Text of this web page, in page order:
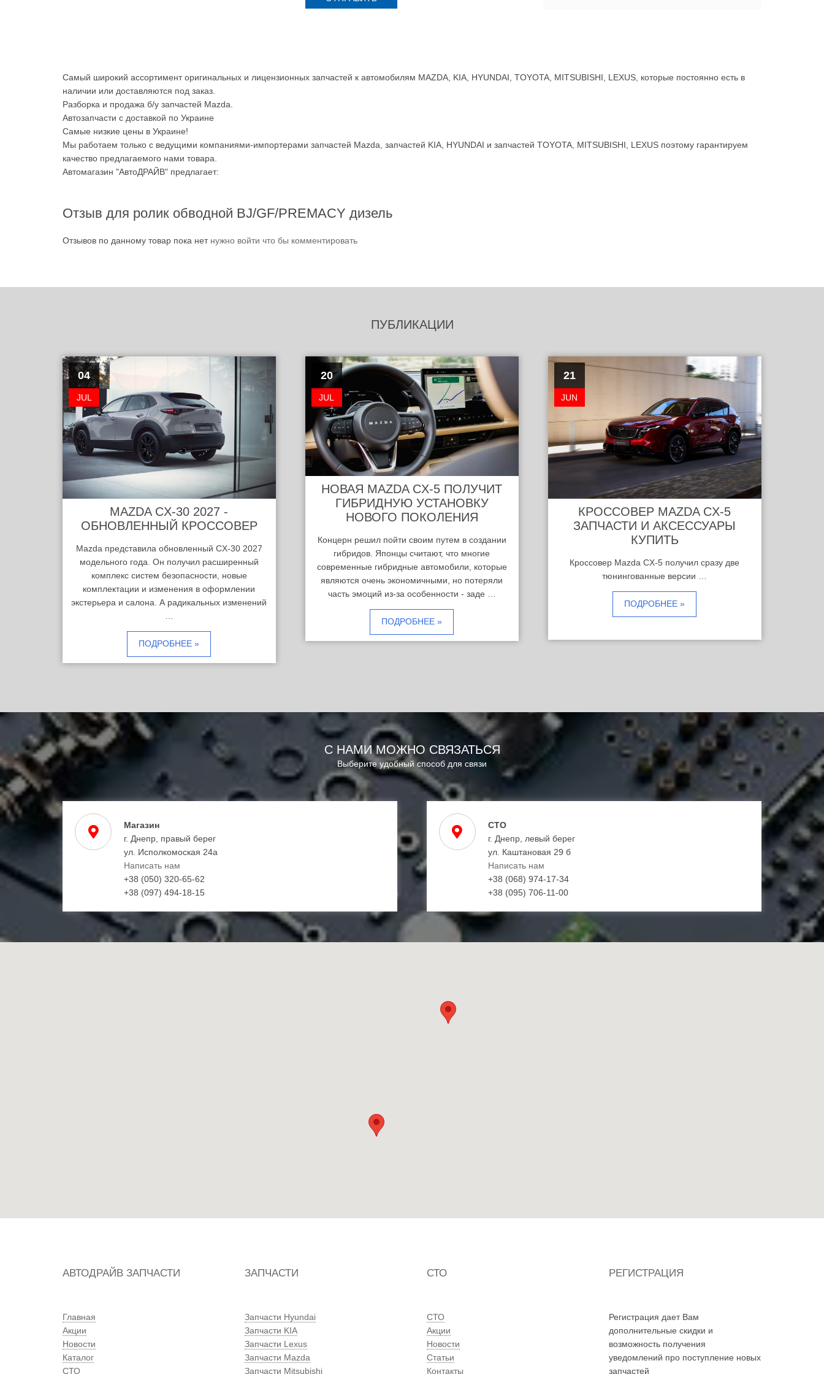
Самый широкий ассортимент оригинальных и лицензионных запчастей к автомобилям MAZDA, KIA, HYUNDAI, TOYOTA, MITSUBISHI, LEXUS, которые постоянно есть в
наличии или доставляются под заказ.
Разборка и продажа б/у запчастей Mazda.
Автозапчасти с доставкой по Украине
Самые низкие цены в Украине!
Мы работаем только с ведущими компаниями-импортерами запчастей Mazda, запчастей KIA, HYUNDAI и запчастей TOYOTA, MITSUBISHI, LEXUS поэтому гарантируем
качество предлагаемого нами товара.
Автомагазин "АвтоДРАЙВ" предлагает:
Отзыв для ролик обводной BJ/GF/PREMACY дизель
Отзывов по данному товар пока нет нужно войти что бы комментировать
ПУБЛИКАЦИИ
04
JUL
MAZDA CX-30 2027 -
ОБНОВЛЕННЫЙ КРОССОВЕР
Mazda представила обновленный CX-30 2027
модельного года. Он получил расширенный
комплекс систем безопасности, новые
комплектации и изменения в оформлении
экстерьера и салона. А радикальных изменений
ПОДРОБНЕЕ »
20
JUL
НОВАЯ MAZDA CX-5 ПОЛУЧИТ
ГИБРИДНУЮ УСТАНОВКУ
НОВОГО ПОКОЛЕНИЯ
Концерн решил пойти своим путем в создании
гибридов. Японцы считают, что многие
современные гибридные автомобили, которые
являются очень экономичными, но потеряли
часть эмоций из-за особенности - заде …
ПОДРОБНЕЕ »
21
JUN
КРОССОВЕР MAZDA CX-5
ЗАПЧАСТИ И АКСЕССУАРЫ
КУПИТЬ
Кроссовер Mazda CX-5 получил сразу две
тюнингованные версии …
ПОДРОБНЕЕ »
С НАМИ МОЖНО СВЯЗАТЬСЯ
Выберите удобный способ для связи
Магазин
г. Днепр, правый берег
ул. Исполкомоская 24а
Написать нам
+38 (050) 320-65-62
+38 (097) 494-18-15
СТО
г. Днепр, левый берег
ул. Каштановая 29 б
Написать нам
+38 (068) 974-17-34
+38 (095) 706-11-00
АВТОДРАЙВ ЗАПЧАСТИ
Главная
Акции
Новости
Каталог
СТО
ЗАПЧАСТИ
Запчасти Hyundai
Запчасти KIA
Запчасти Lexus
Запчасти Mazda
Запчасти Mitsubishi
СТО
СТО
Акции
Новости
Статьи
Контакты
РЕГИСТРАЦИЯ
Регистрация дает Вам
дополнительные скидки и
возможность получения
уведомлений про поступление новых
запчастей